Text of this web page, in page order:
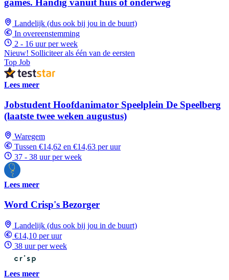
games. Handig vanuit huis of onderweg
Landelijk (dus ook bij jou in de buurt)
In overeenstemming
2 - 16 uur per week
Nieuw! Solliciteer als één van de eersten
Top Job
Lees meer
Jobstudent Hoofdanimator Speelplein De Speelberg
(laatste twee weken augustus)
Waregem
Tussen €14,62 en €14,63 per uur
37 - 38 uur per week
Lees meer
Word Crisp's Bezorger
Landelijk (dus ook bij jou in de buurt)
€14,10 per uur
38 uur per week
Lees meer